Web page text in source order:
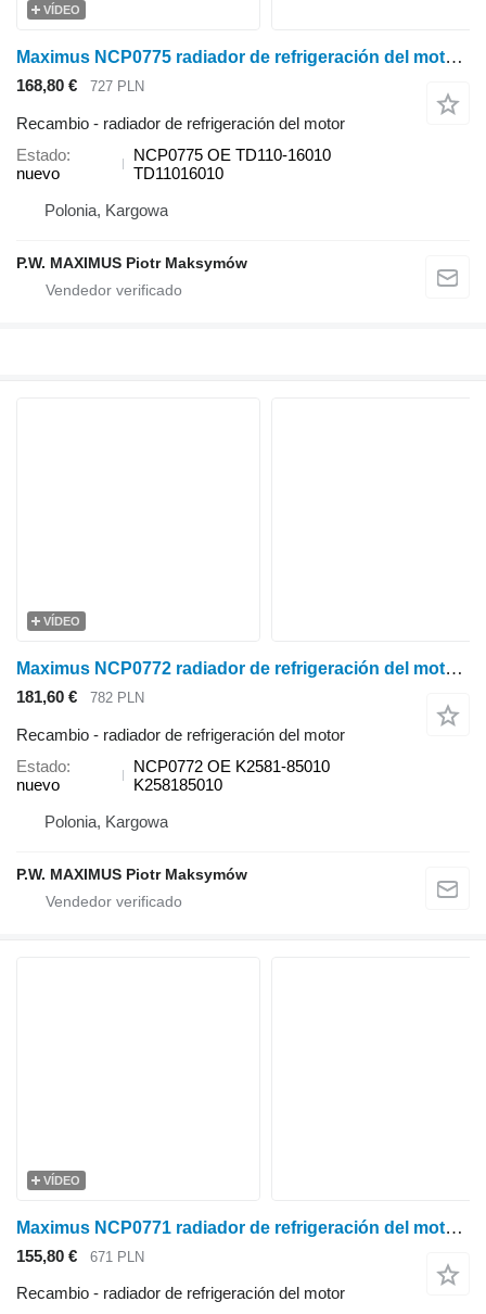
VÍDEO
Maximus NCP0775 radiador de refrigeración del motor para Kubota L3240 minitractor
168,80 € 727 PLN
Recambio - radiador de refrigeración del motor
Estado
nuevo
NCP0775 OE TD110-16010
TD11016010
Polonia, Kargowa
P.W. MAXIMUS Piotr Maksymów
VÍDEO
Maximus NCP0772 radiador de refrigeración del motor para Kubota BX1850 , BX2350 , BX24 , BX1860 , BX2360 , BX25 , BX1870 , BX2370 , BX1870 , BX2370 , BX2380 , BX23 , BX1880 , BX2380 , minitractor
181,60 € 782 PLN
Recambio - radiador de refrigeración del motor
Estado
nuevo
NCP0772 OE K2581-85010
K258185010
Polonia, Kargowa
P.W. MAXIMUS Piotr Maksymów
VÍDEO
Maximus NCP0771 radiador de refrigeración del motor para Kubota BX2230 , BX22 , BX23 , BX2200 minitractor
155,80 € 671 PLN
Recambio - radiador de refrigeración del motor